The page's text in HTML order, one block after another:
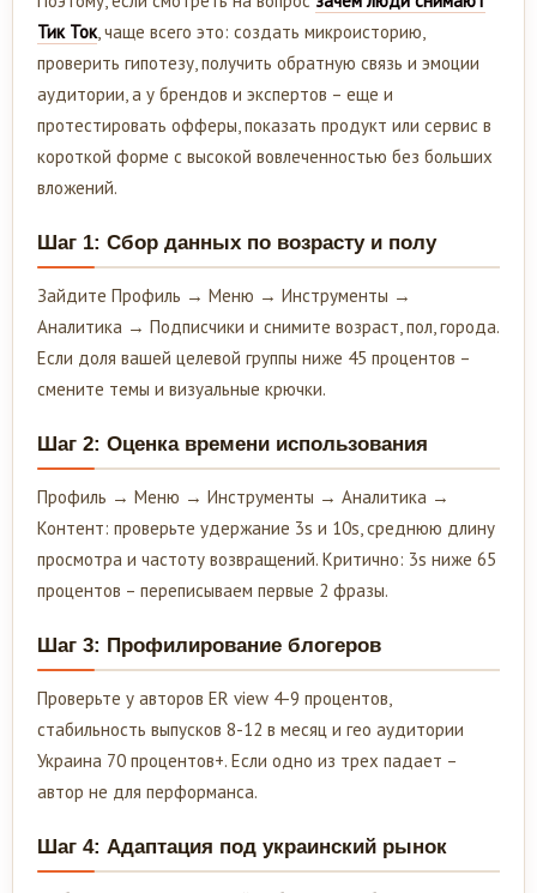
Тик Ток , чаще всего это: создать микроисторию,
проверить гипотезу, получить обратную связь и эмоции
аудитории, а у брендов и экспертов – еще и
протестировать офферы, показать продукт или сервис в
короткой форме с высокой вовлеченностью без больших
вложений.
Шаг 1: Сбор данных по возрасту и полу
Зайдите Профиль → Меню → Инструменты →
Аналитика → Подписчики и снимите возраст, пол, города.
Если доля вашей целевой группы ниже 45 процентов –
смените темы и визуальные крючки.
Шаг 2: Оценка времени использования
Профиль → Меню → Инструменты → Аналитика →
Контент: проверьте удержание 3s и 10s, среднюю длину
просмотра и частоту возвращений. Критично: 3s ниже 65
процентов – переписываем первые 2 фразы.
Шаг 3: Профилирование блогеров
Проверьте у авторов ER view 4-9 процентов,
стабильность выпусков 8-12 в месяц и гео аудитории
Украина 70 процентов+. Если одно из трех падает –
автор не для перформанса.
Шаг 4: Адаптация под украинский рынок